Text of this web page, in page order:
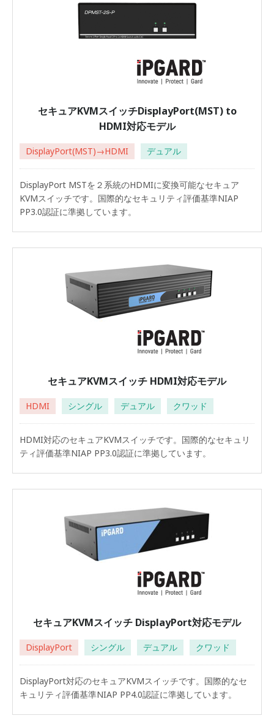
セキュアKVMスイッチDisplayPort(MST) to
HDMI対応モデル
DisplayPort(MST)→HDMI デュアル
DisplayPort MSTを２系統のHDMIに変換可能なセキュア
KVMスイッチです。国際的なセキュリティ評価基準NIAP
PP3.0認証に準拠しています。
セキュアKVMスイッチ HDMI対応モデル
HDMI シングル デュアル クワッド
HDMI対応のセキュアKVMスイッチです。国際的なセキュリ
ティ評価基準NIAP PP3.0認証に準拠しています。
セキュアKVMスイッチ DisplayPort対応モデル
DisplayPort シングル デュアル クワッド
DisplayPort対応のセキュアKVMスイッチです。国際的なセ
キュリティ評価基準NIAP PP4.0認証に準拠しています。